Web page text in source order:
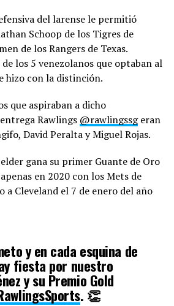
del larense le permitió
Schoop de los Tigres de
de los Rangers de Texas.
los 5 venezolanos que optaban al
hizo con la distinción.
que aspiraban a dicho
Rawlings @rawlingssgeran
David Peralta y Miguel Rojas.
gana su primer Guante de Oro
en 2020 con los Mets de
a Cleveland el 7 de enero del año
y en cada esquina de
fiesta por nuestro
y su Premio Gold
. 👏